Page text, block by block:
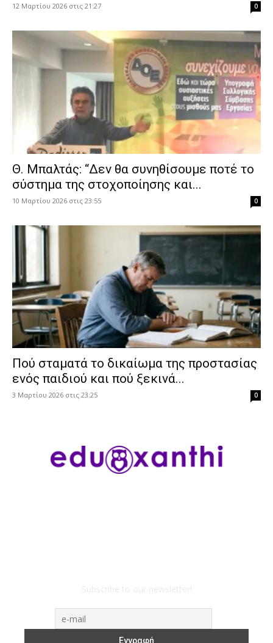
12 Μαρτίου 2026 στις 21:27 0
Θ. Μπαλτάς: “Δεν θα συνηθίσουμε ποτέ το
σύστημα της στοχοποίησης και...
10 Μαρτίου 2026 στις 23:55 0
Πού σταματά το δικαίωμα της προστασίας
ενός παιδιού και πού ξεκινά...
3 Μαρτίου 2026 στις 23:25 0